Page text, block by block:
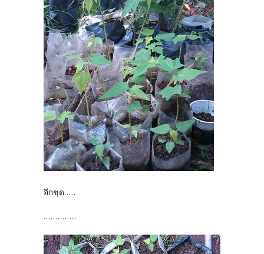
อีกชุด.....
..............